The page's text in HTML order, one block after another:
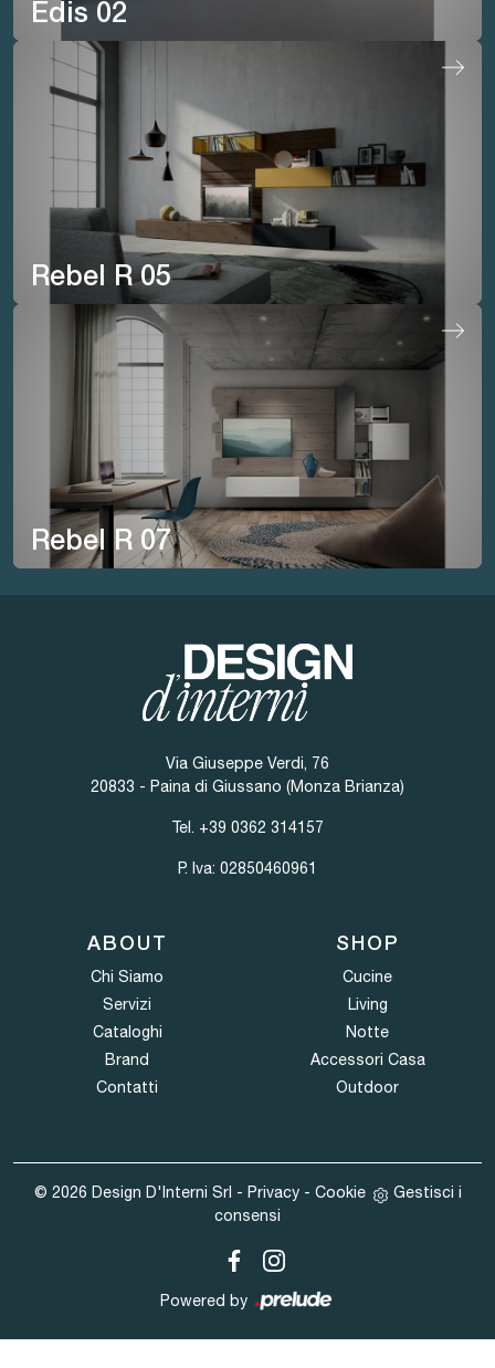
Edis 02
Rebel R 05
Rebel R 07
Via Giuseppe Verdi, 76
20833 - Paina di Giussano (Monza Brianza)
Tel. +39 0362 314157
P. Iva: 02850460961
ABOUT
Chi Siamo
Servizi
Cataloghi
Brand
Contatti
SHOP
Cucine
Living
Notte
Accessori Casa
Outdoor
© 2026 Design D'Interni Srl - Privacy- Cookie
Gestisci i
consensi
Powered by